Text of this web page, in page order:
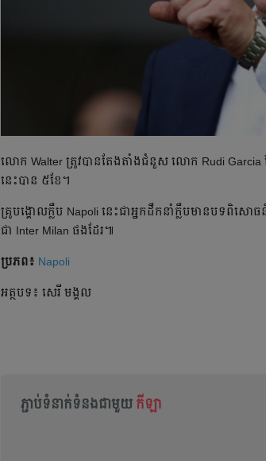
លោក​ Walter ត្រូវ​បាន​តែង​តាំង​ជំនួស​ លោក​ Rudi
នេះ​បាន​ ៥ខែ​។
គ្រូបង្គោល​ក្លឹប​ Napoli នេះ​ជា​អ្នកដឹកនាំ​ក្លឹប​មាន​បទពិស
ជា​ Inter Milan ផង​ដែរ​៕
ប្រភព៖ Napoli
អត្ថបទ៖ សេរី មង្គល
ភ្ជាប់ទំនាក់ទំនងជាមួយ កីឡា